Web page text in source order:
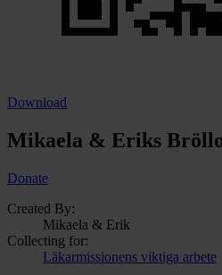
Download
Mikaela & Eriks
Donate
Created By:
Mikaela & Erik
Collecting for:
Läkarmissionens viktiga arbete